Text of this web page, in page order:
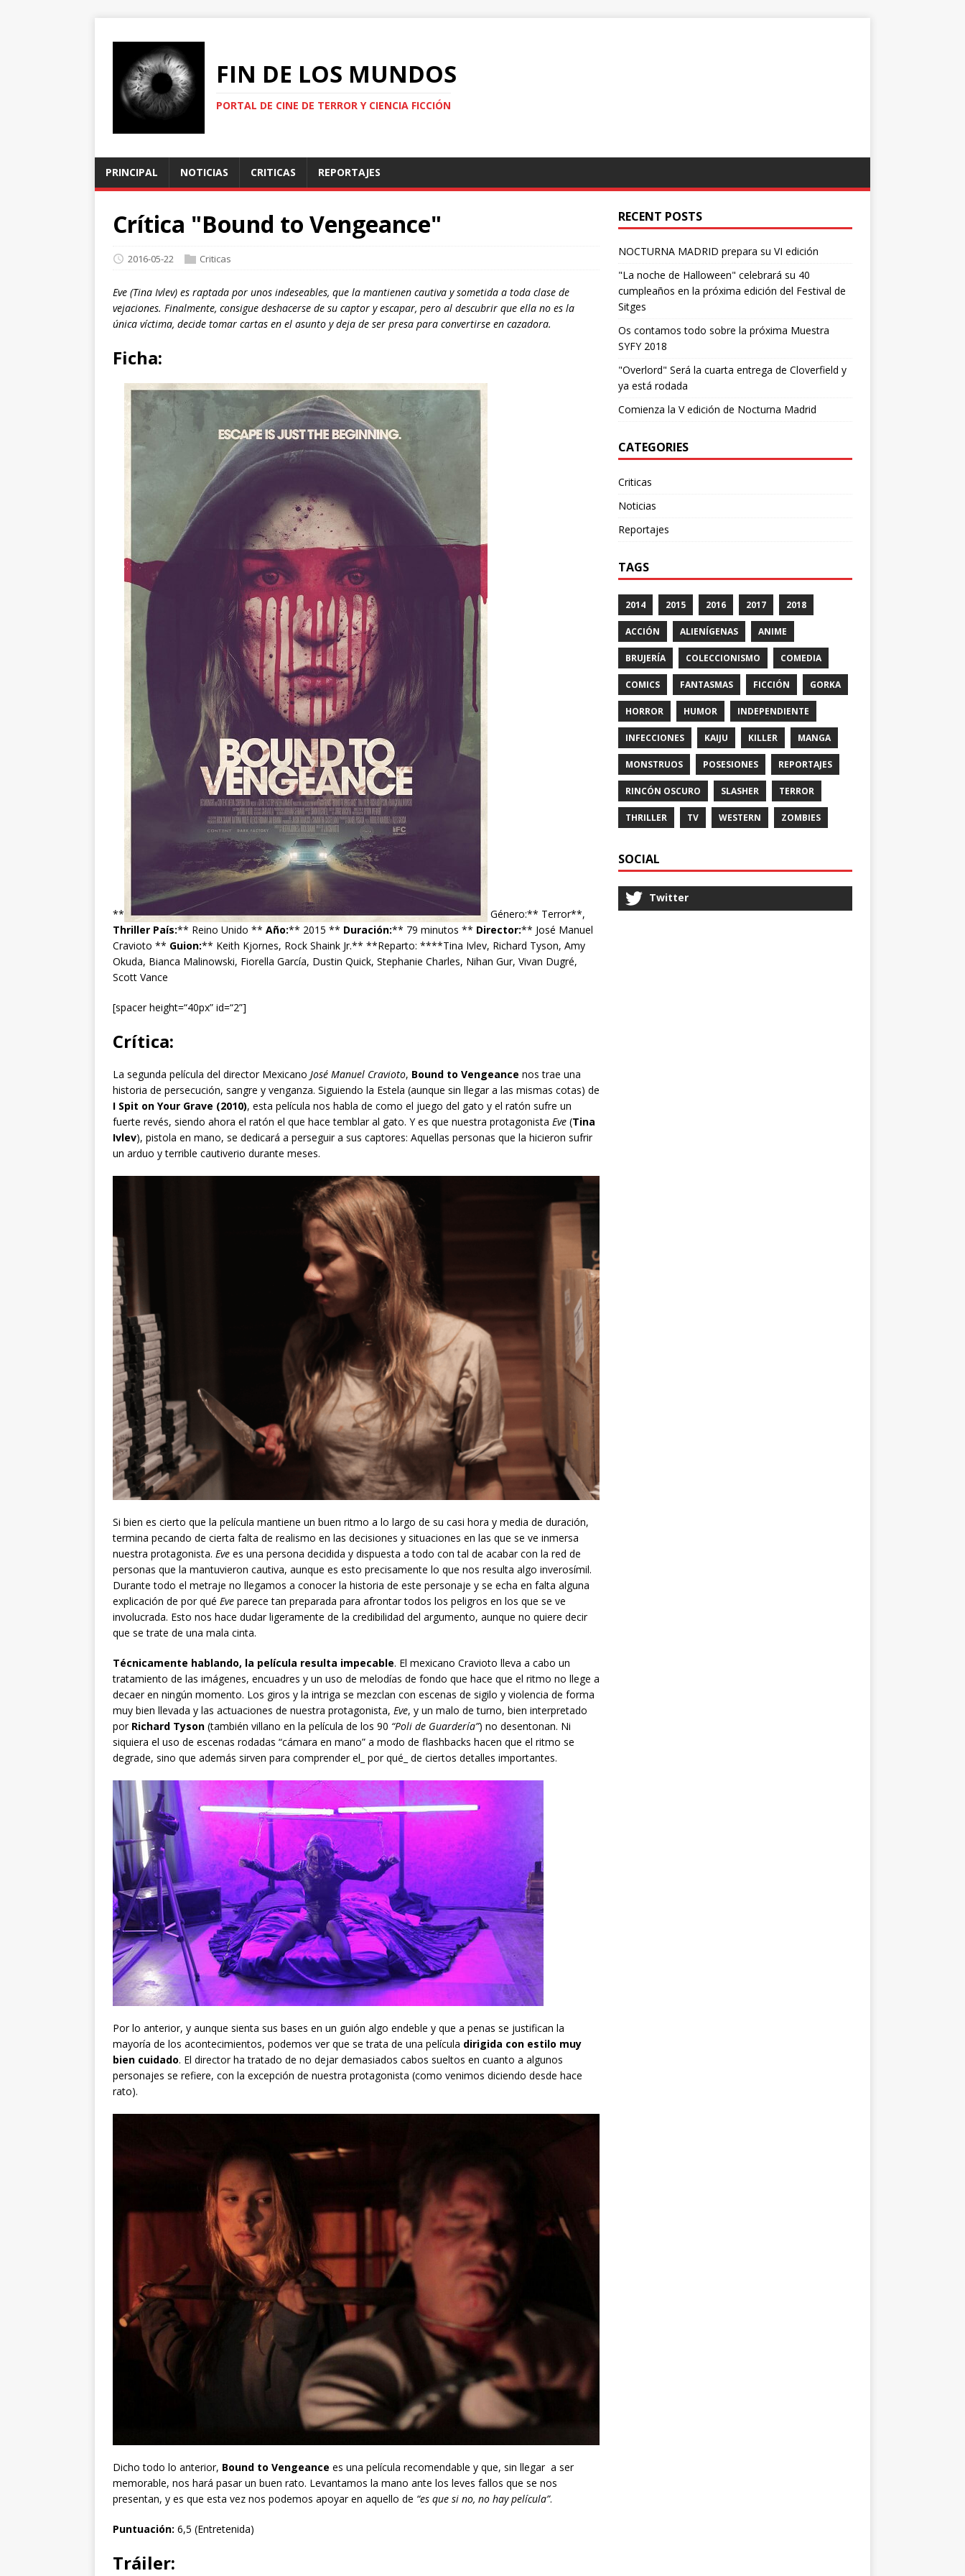
FIN DE LOS MUNDOS
PORTAL DE CINE DE TERROR Y CIENCIA FICCIÓN
PRINCIPAL NOTICIAS CRITICAS REPORTAJES
Crítica "Bound to Vengeance"
2016-05-22 Criticas
Eve (Tina Ivlev) es raptada por unos indeseables, que la mantienen cautiva y sometida a toda clase de
vejaciones. Finalmente, consigue deshacerse de su captor y escapar, pero al descubrir que ella no es la
única víctima, decide tomar cartas en el asunto y deja de ser presa para convertirse en cazadora.
Ficha:
**
Género:** Terror**,
Thriller País:** Reino Unido ** Año:** 2015 ** Duración:** 79 minutos ** Director:** José Manuel
Cravioto ** Guion:** Keith Kjornes, Rock Shaink Jr.** **Reparto: ****Tina Ivlev, Richard Tyson, Amy
Okuda, Bianca Malinowski, Fiorella García, Dustin Quick, Stephanie Charles, Nihan Gur, Vivan Dugré,
Scott Vance
[spacer height=“40px” id=“2”]
Crítica:
La segunda película del director Mexicano José Manuel Cravioto, Bound to Vengeance nos trae una
historia de persecución, sangre y venganza. Siguiendo la Estela (aunque sin llegar a las mismas cotas) de
I Spit on Your Grave (2010), esta película nos habla de como el juego del gato y el ratón sufre un
fuerte revés, siendo ahora el ratón el que hace temblar al gato. Y es que nuestra protagonista Eve (Tina
Ivlev), pistola en mano, se dedicará a perseguir a sus captores: Aquellas personas que la hicieron sufrir
un arduo y terrible cautiverio durante meses.
Si bien es cierto que la película mantiene un buen ritmo a lo largo de su casi hora y media de duración,
termina pecando de cierta falta de realismo en las decisiones y situaciones en las que se ve inmersa
nuestra protagonista. Eve es una persona decidida y dispuesta a todo con tal de acabar con la red de
personas que la mantuvieron cautiva, aunque es esto precisamente lo que nos resulta algo inverosímil.
Durante todo el metraje no llegamos a conocer la historia de este personaje y se echa en falta alguna
explicación de por qué Eve parece tan preparada para afrontar todos los peligros en los que se ve
involucrada. Esto nos hace dudar ligeramente de la credibilidad del argumento, aunque no quiere decir
que se trate de una mala cinta.
Técnicamente hablando, la película resulta impecable. El mexicano Cravioto lleva a cabo un
tratamiento de las imágenes, encuadres y un uso de melodías de fondo que hace que el ritmo no llege a
decaer en ningún momento. Los giros y la intriga se mezclan con escenas de sigilo y violencia de forma
muy bien llevada y las actuaciones de nuestra protagonista, Eve, y un malo de turno, bien interpretado
por Richard Tyson (también villano en la película de los 90 “Poli de Guardería”) no desentonan. Ni
siquiera el uso de escenas rodadas “cámara en mano” a modo de flashbacks hacen que el ritmo se
degrade, sino que además sirven para comprender el_ por qué_ de ciertos detalles importantes.
Por lo anterior, y aunque sienta sus bases en un guión algo endeble y que a penas se justifican la
mayoría de los acontecimientos, podemos ver que se trata de una película dirigida con estilo muy
bien cuidado. El director ha tratado de no dejar demasiados cabos sueltos en cuanto a algunos
personajes se refiere, con la excepción de nuestra protagonista (como venimos diciendo desde hace
rato).
Dicho todo lo anterior, Bound to Vengeance es una película recomendable y que, sin llegar a ser
memorable, nos hará pasar un buen rato. Levantamos la mano ante los leves fallos que se nos
presentan, y es que esta vez nos podemos apoyar en aquello de “es que si no, no hay película”.
Puntuación: 6,5 (Entretenida)
Tráiler:
RECENT POSTS
NOCTURNA MADRID prepara su VI edición
"La noche de Halloween" celebrará su 40
cumpleaños en la próxima edición del Festival de
Sitges
Os contamos todo sobre la próxima Muestra
SYFY 2018
"Overlord" Será la cuarta entrega de Cloverfield y
ya está rodada
Comienza la V edición de Nocturna Madrid
CATEGORIES
Criticas
Noticias
Reportajes
TAGS
2014 2015 2016 2017 2018
ACCIÓN ALIENÍGENAS ANIME
BRUJERÍA COLECCIONISMO COMEDIA
COMICS FANTASMAS FICCIÓN GORKA
HORROR HUMOR INDEPENDIENTE
INFECCIONES KAIJU KILLER MANGA
MONSTRUOS POSESIONES REPORTAJES
RINCÓN OSCURO SLASHER TERROR
THRILLER TV WESTERN ZOMBIES
SOCIAL
Twitter